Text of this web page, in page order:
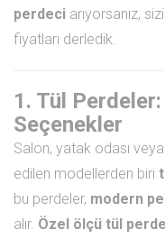
perdeci arıyorsanız,
fiyatları derledik.
1. Tül
Seçenekler
Salon, yatak odası
edilen modellerden biri
bu perdeler, modern
alır. Özel ölçü tül perde